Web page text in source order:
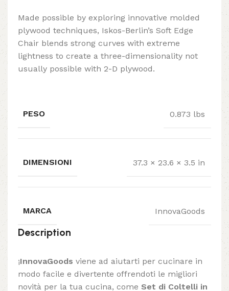
Made possible by exploring innovative molded
plywood techniques, Iskos-Berlin’s Soft Edge
Chair blends strong curves with extreme
lightness to create a three-dimensionality not
usually possible with 2-D plywood.
PESO 0.873 lbs
DIMENSIONI 37.3 × 23.6 × 3.5 in
MARCA InnovaGoods
Description
¡InnovaGoods viene ad aiutarti per cucinare in
modo facile e divertente offrendoti le migliori
novità per la tua cucina, come Set di Coltelli in